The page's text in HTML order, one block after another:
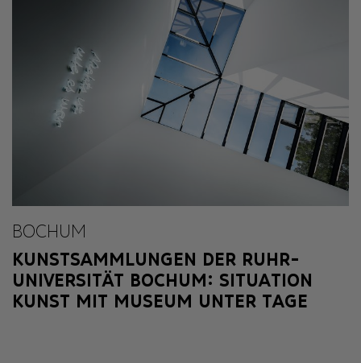
BOCHUM
KUNSTSAMMLUNGEN DER RUHR-
UNIVERSITÄT BOCHUM: SITUATION
KUNST MIT MUSEUM UNTER TAGE